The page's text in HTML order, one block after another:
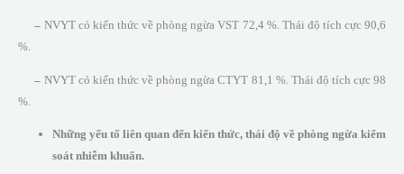
– NVYT có kiến thức về phòng ngừa VST 72,4 %. Thái độ tích cực 90,6
%.
– NVYT có kiến thức về phòng ngừa CTYT 81,1 %. Thái độ tích cực 98
%.
Những yếu tố liên quan đếnkiến thức, thái độ về phòng ngừa kiểm
soát nhiễm khuẩn.